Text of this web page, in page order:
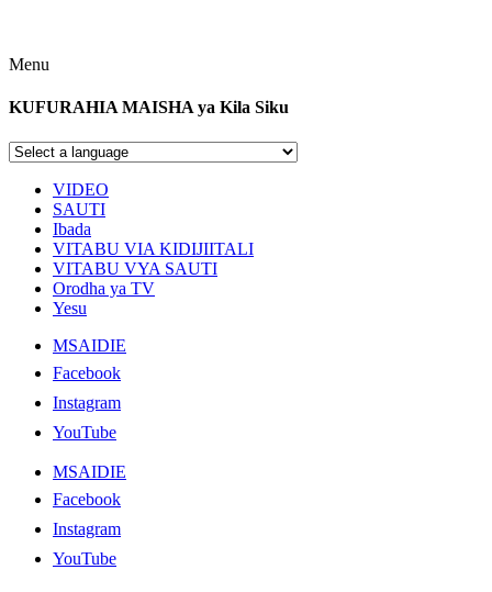
Menu
KUFURAHIA MAISHA ya Kila Siku
VIDEO
SAUTI
Ibada
VITABU VIA KIDIJIITALI
VITABU VYA SAUTI
Orodha ya TV
Yesu
MSAIDIE
Facebook
Instagram
YouTube
MSAIDIE
Facebook
Instagram
YouTube